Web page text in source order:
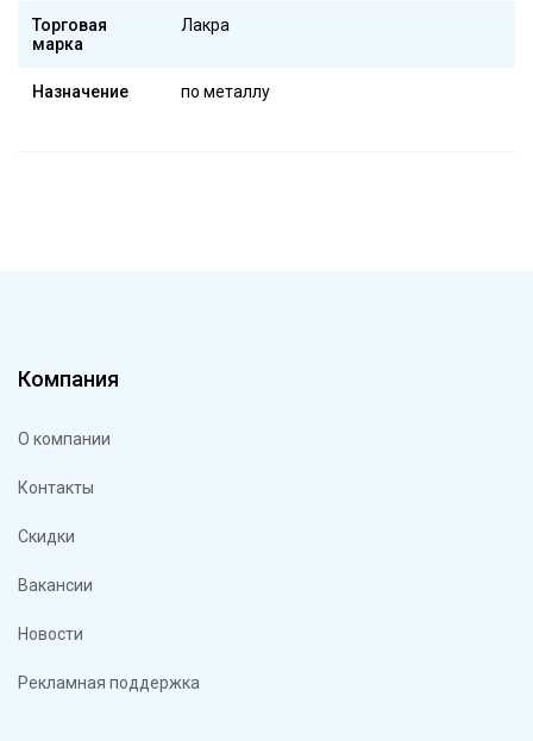
Торговая
марка
Лакра
Назначение по металлу
Компания
О компании
Контакты
Скидки
Вакансии
Новости
Рекламная поддержка